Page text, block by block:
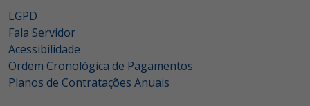
LGPD
Fala Servidor
Acessibilidade
Ordem Cronológica de Pagamentos
Planos de Contratações Anuais